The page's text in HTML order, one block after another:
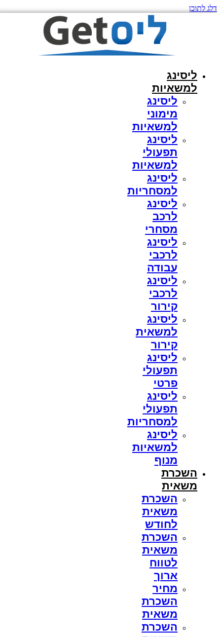
דלג לתוכן
ליסינג
למשאיות
ליסינג
מימוני
למשאיות
ליסינג
תפעולי
למשאיות
ליסינג
למסחריות
ליסינג
לרכב
מסחרי
ליסינג
לרכבי
עבודה
ליסינג
לרכבי
קירור
ליסינג
למשאית
קירור
ליסינג
תפעולי
פרטי
ליסינג
תפעולי
למסחריות
ליסינג
למשאיות
מנוף
השכרת
משאית
השכרת
משאית
לחודש
השכרת
משאית
לטווח
ארוך
מחיר
השכרת
משאית
השכרת